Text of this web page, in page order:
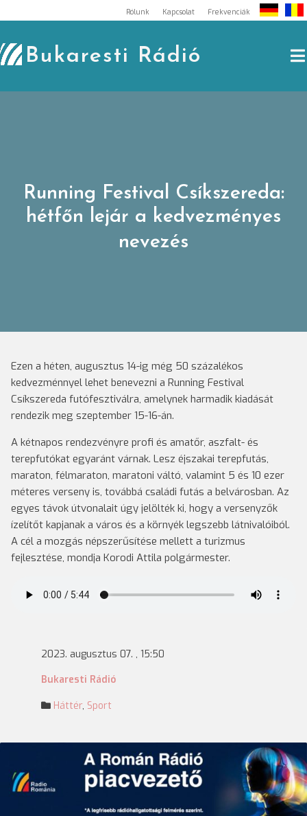
to
content
Rólunk Kapcsolat Frekvenciák
Bukaresti Rádió
Running Festival Csíkszereda:
hétfőn lejár a kedvezményes
nevezés
Ezen a héten, augusztus 14-ig még 50 százalékos
kedvezménnyel lehet benevezni a Running Festival
Csíkszereda futófesztiválra, amelynek harmadik kiadását
rendezik meg szeptember 15-16-án.
A kétnapos rendezvényre profi és amatőr, aszfalt- és
terepfutókat egyaránt várnak. Lesz éjszakai terepfutás,
maraton, félmaraton, maratoni váltó, valamint 5 és 10 ezer
méteres verseny is, továbbá családi futás a belvárosban. Az
egyes távok útvonalait úgy jelölték ki, hogy a versenyzők
ízelítőt kapjanak a város és a környék legszebb látnivalóiból.
A cél a mozgás népszerűsítése mellett a turizmus
fejlesztése, mondja Korodi Attila polgármester.
2023. augusztus 07. , 15:50
Bukaresti Rádió
Háttér, Sport